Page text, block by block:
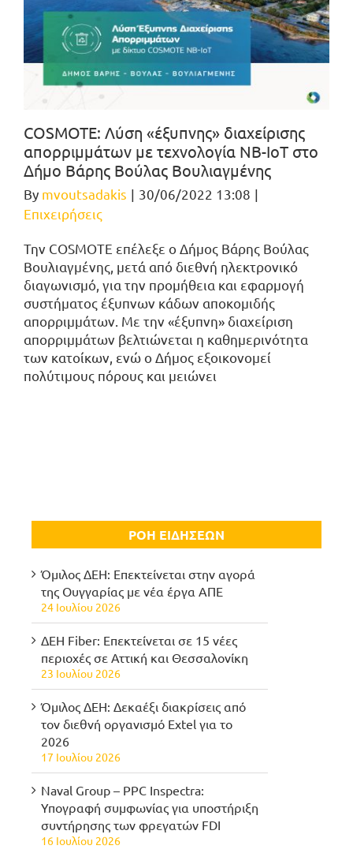
COSMOTE: Λύση «έξυπνης» διαχείρισης
απορριμμάτων με τεχνολογία ΝΒ-ΙοΤ στο
Δήμο Βάρης Βούλας Βουλιαγμένης
By mvoutsadakis | 30/06/2022 13:08 |
Επιχειρήσεις
Την COSMOTE επέλεξε ο Δήμος Βάρης Βούλας
Βουλιαγμένης, μετά από διεθνή ηλεκτρονικό
διαγωνισμό, για την προμήθεια και εφαρμογή
συστήματος έξυπνων κάδων αποκομιδής
απορριμμάτων. Με την «έξυπνη» διαχείριση
απορριμμάτων βελτιώνεται η καθημερινότητα
των κατοίκων, ενώ ο Δήμος εξοικονομεί
πολύτιμους πόρους και μειώνει
ΡΟΗ ΕΙΔΗΣΕΩΝ
Όμιλος ΔΕΗ: Επεκτείνεται στην αγορά
της Ουγγαρίας με νέα έργα ΑΠΕ
24 Ιουλίου 2026
ΔΕΗ Fiber: Επεκτείνεται σε 15 νέες
περιοχές σε Αττική και Θεσσαλονίκη
23 Ιουλίου 2026
Όμιλος ΔΕΗ: Δεκαέξι διακρίσεις από
τον διεθνή οργανισμό Extel για το
2026
17 Ιουλίου 2026
Naval Group – PPC Inspectra:
Υπογραφή συμφωνίας για υποστήριξη
συντήρησης των φρεγατών FDI
16 Ιουλίου 2026